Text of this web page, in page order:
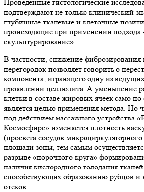
Проведенные гистологические
подтверждают не только клинический
глубинные тканевые и клеточные
происходящие при применении подхода
скульптурирование».
В частности, снижение
перегородок позволяет говорить о
компонента, играющего одну из
проявлении целлюлита. А уменьшение
клетки в составе жировых ячеек само
является целью применения метода. Но
под действием массажного устройства
Космосфирс» изменяется плотность
(просвета сосудов
площади зоны, тем самым
разрыве «порочного круга»
наличия кислородного голодания
способствующих образованию рубцов и
отеков.